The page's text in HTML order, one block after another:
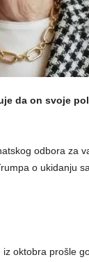
da on svoje
odbora za
o ukidanju
iz oktobra prošle